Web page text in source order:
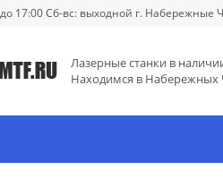
17:00 Сб-вс: выходной г.
Лазерные станки в
Находимся в Набережных